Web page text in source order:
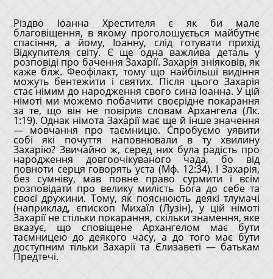
Різдво Іоанна Хрестителя є як би мале
благовіщення, в якому проголошується майбутнє
спасіння, а йому, Іоанну, слід готувати прихід
Відкупителя світу. Є ще одна важлива деталь у
розповіді про бачення Захарії. Захарія зніяковів, як
каже блж. Феофілакт, тому що найбільші видіння
можуть бентежити і святих. Після цього Захарія
стає німим до народження свого сина Іоанна. У цій
німоті ми можемо побачити своєрідне покарання
за те, що він не повірив словам Архангела (Лк.
1:19). Однак німота Захарії має ще й інше значення
— мовчання про таємницю. Спробуємо уявити
собі які почуття наповнювали в ту хвилину
Захарію? Звичайно ж, серед них була радість про
народження довгоочікуваного чада, бо від
повноти серця говорять уста (Мф. 12:34). І Захарія,
без сумніву, мав повне право сурмити і всім
розповідати про велику милість Бога до себе та
своєї дружини. Тому, як пояснюють деякі тлумачі
(наприклад, єпископ Михаїл (Лузін), у цій німоті
Захарії не стільки покарання, скільки знамення, яке
вказує, що сповіщене Архангелом має бути
таємницею до деякого часу, а до того має бути
доступним тільки Захарії та Єлизаветі — батькам
Предтечі.